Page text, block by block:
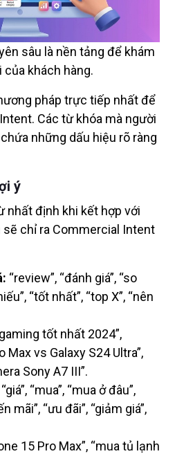
sâu là nền tảng để khám
khách hàng.
pháp trực tiếp nhất để
Các từ khóa mà người
những dấu hiệu rõ ràng
ý
nhất định khi kết hợp với
chỉ ra Commercial Intent
“review”, “đánh giá”, “so
“tốt nhất”, “top X”, “nên
tốt nhất 2024”,
Max vs Galaxy S24 Ultra”,
Sony A7 III”.
“giá”, “mua”, “mua ở đâu”,
mãi”, “ưu đãi”, “giảm giá”,
15 Pro Max”, “mua tủ lạnh